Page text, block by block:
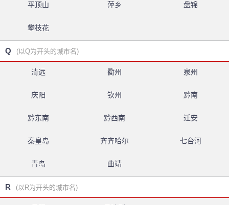
平顶山 萍乡 盘锦
攀枝花
Q (以Q为开头的城市名)
清远 衢州 泉州
庆阳 钦州 黔南
黔东南 黔西南 迁安
秦皇岛 齐齐哈尔 七台河
青岛 曲靖
R (以R为开头的城市名)